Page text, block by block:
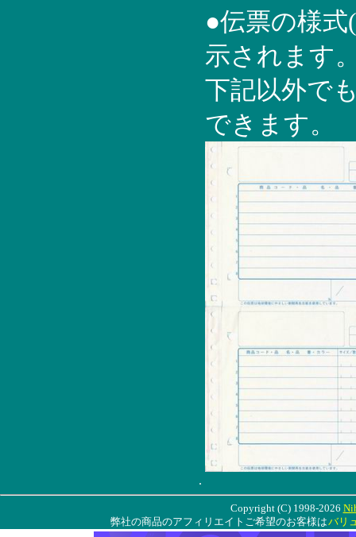
.
●伝票の様
示されます
下記以外で
できます。
Copyright (C) 1998-2026
弊社の商品のアフィリエイトご希望のお客様はバリ